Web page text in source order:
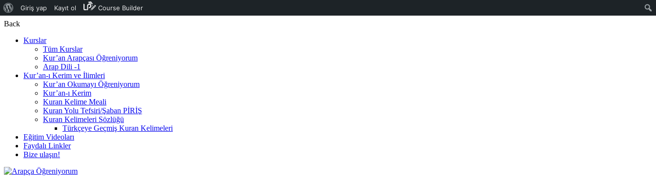
WordPress
hakkında
Giriş yap Kayıt ol Course Builder
Back
Kurslar
Tüm Kurslar
Kur’an Arapçası Öğreniyorum
Arap Dili -1
Kur’an-ı Kerim ve İlimleri
Kur’an Okumayı Öğreniyorum
Kur’an-ı Kerim
Kuran Kelime Meali
Kuran Yolu Tefsiri/Şaban PİRİŞ
Kuran Kelimeleri Sözlüğü
Türkçeye Geçmiş Kuran Kelimeleri
Eğitim Videoları
Faydalı Linkler
Bize ulaşın!